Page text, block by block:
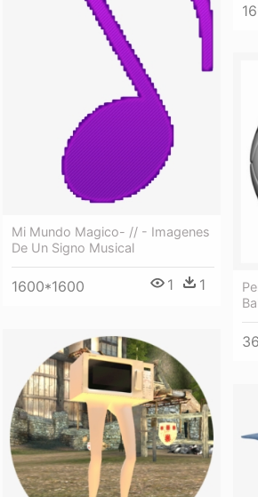
Mi Mundo Magico- // - Imagenes
De Un Signo Musical
1600*1600 1 1